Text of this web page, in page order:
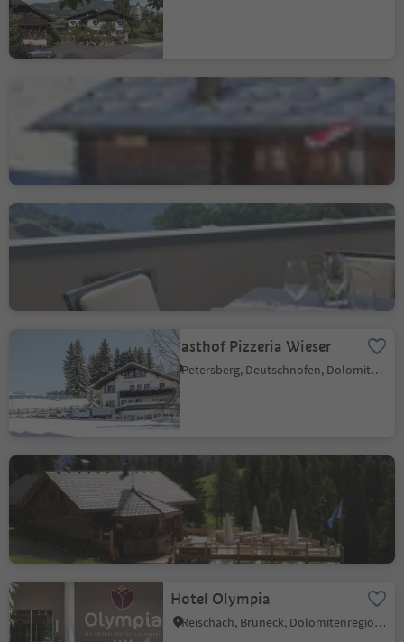
Hotel Gasthof Kircher
Gasthof Pizzeria Wieser
Petersberg, Deutschnofen, Dolomitenregion Eggental
Bivacco
Hotel Olympia
Reischach, Bruneck, Dolomitenregion Kronplatz